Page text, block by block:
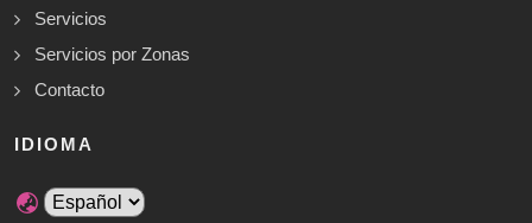
Servicios
Servicios por Zonas
Contacto
IDIOMA